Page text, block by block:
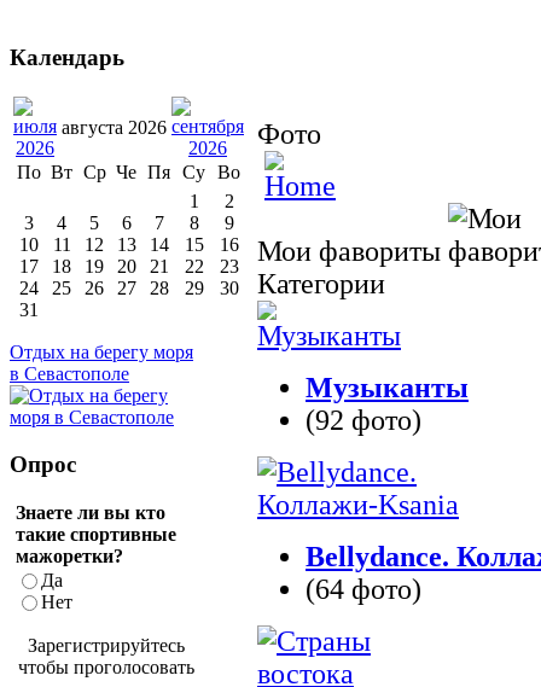
Фото
Мои фавориты
Категории
Музыканты
(92 фото)
Bellydance.
(64 фото)
Календарь
августа 2026
По Вт Ср Че Пя Су Во
1
2
3
4 5 6 7 8
9
10
11 12 13 14 15
16
17
18 19 20 21 22
23
24
25 26 27 28 29
30
31
Отдых на берегу моря
в Севастополе
Опрос
Знаете ли вы кто
такие спортивные
мажоретки?
Да
Нет
Зарегистрируйтесь
чтобы проголосовать